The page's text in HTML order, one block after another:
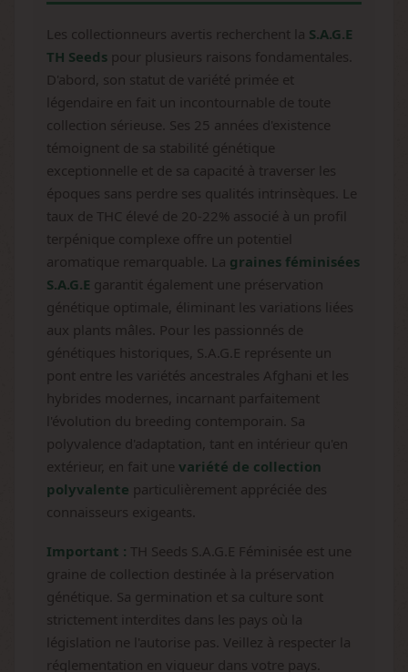
Les collectionneurs avertis recherchent la S.A.G.E
TH Seeds pour plusieurs raisons fondamentales.
D'abord, son statut de variété primée et
légendaire en fait un incontournable de toute
collection sérieuse. Ses 25 années d'existence
témoignent de sa stabilité génétique
exceptionnelle et de sa capacité à traverser les
époques sans perdre ses qualités intrinsèques. Le
taux de THC élevé de 20-22% associé à un profil
terpénique complexe offre un potentiel
aromatique remarquable. La graines féminisées
S.A.G.E garantit également une préservation
génétique optimale, éliminant les variations liées
aux plants mâles. Pour les passionnés de
génétiques historiques, S.A.G.E représente un
pont entre les variétés ancestrales Afghani et les
hybrides modernes, incarnant parfaitement
l'évolution du breeding contemporain. Sa
polyvalence d'adaptation, tant en intérieur qu'en
extérieur, en fait une variété de collection
polyvalente particulièrement appréciée des
connaisseurs exigeants.
Important : TH Seeds S.A.G.E Féminisée est une
graine de collection destinée à la préservation
génétique. Sa germination et sa culture sont
strictement interdites dans les pays où la
législation ne l'autorise pas. Veillez à respecter la
réglementation en vigueur dans votre pays.